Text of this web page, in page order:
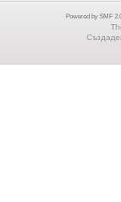
Powered by SMF